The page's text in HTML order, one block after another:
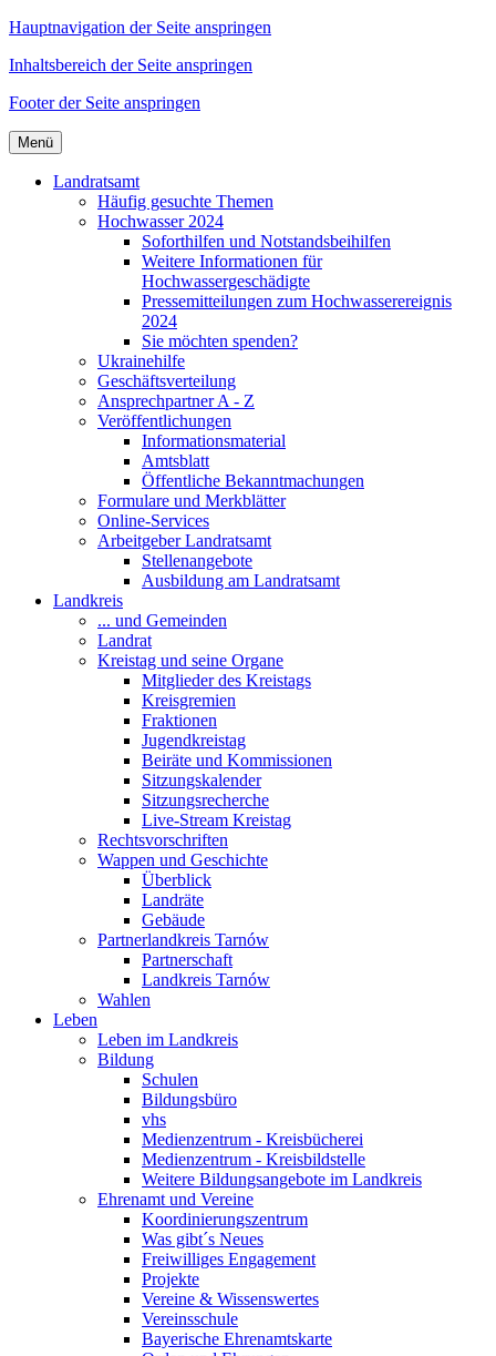
Hauptnavigation der Seite anspringen
Inhaltsbereich der Seite anspringen
Footer der Seite anspringen
Menü
Landratsamt
Häufig gesuchte Themen
Hochwasser 2024
Soforthilfen und Notstandsbeihilfen
Weitere Informationen für
Hochwassergeschädigte
Pressemitteilungen zum Hochwasserereignis
2024
Sie möchten spenden?
Ukrainehilfe
Geschäftsverteilung
Ansprechpartner A - Z
Veröffentlichungen
Informationsmaterial
Amtsblatt
Öffentliche Bekanntmachungen
Formulare und Merkblätter
Online-Services
Arbeitgeber Landratsamt
Stellenangebote
Ausbildung am Landratsamt
Landkreis
... und Gemeinden
Landrat
Kreistag und seine Organe
Mitglieder des Kreistags
Kreisgremien
Fraktionen
Jugendkreistag
Beiräte und Kommissionen
Sitzungskalender
Sitzungsrecherche
Live-Stream Kreistag
Rechtsvorschriften
Wappen und Geschichte
Überblick
Landräte
Gebäude
Partnerlandkreis Tarnów
Partnerschaft
Landkreis Tarnów
Wahlen
Leben
Leben im Landkreis
Bildung
Schulen
Bildungsbüro
vhs
Medienzentrum - Kreisbücherei
Medienzentrum - Kreisbildstelle
Weitere Bildungsangebote im Landkreis
Ehrenamt und Vereine
Koordinierungszentrum
Was gibt´s Neues
Freiwilliges Engagement
Projekte
Vereine & Wissenswertes
Vereinsschule
Bayerische Ehrenamtskarte